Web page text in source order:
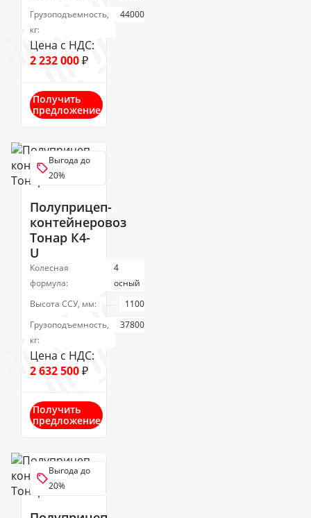
Грузоподъемность,
кг:
44000
Цена с НДС:
2 232 000₽
Получить
предложение
Выгода до
20%
Полуприцеп-
контейнеровоз
Тонар К4-
U
Колесная
формула:
4
осный
Высота ССУ, мм:
1100
Грузоподъемность,
кг:
37800
Цена с НДС:
2 632 500₽
Получить
предложение
Выгода до
20%